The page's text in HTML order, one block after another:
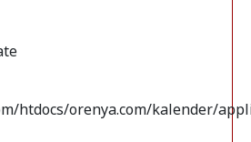
htdocs/orenya.com/kalender/